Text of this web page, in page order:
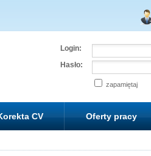
Login:
Hasło:
zapamiętaj
CV Oferty pracy